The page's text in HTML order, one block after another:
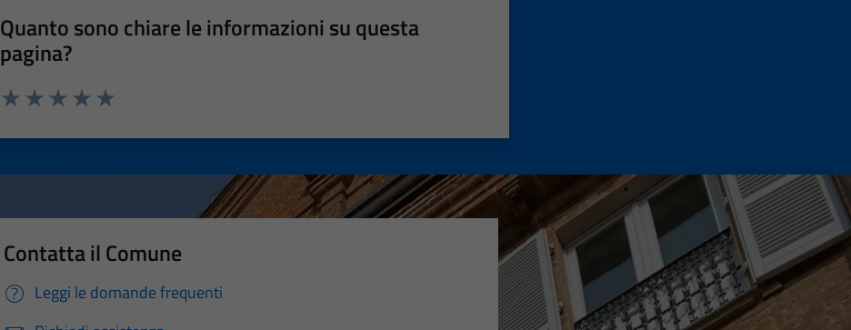
Quanto sono chiare le informazioni su questa
pagina?
Contatta il Comune
Leggi le domande frequenti